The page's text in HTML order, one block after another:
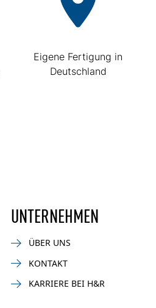
Eigene Fertigung in
Deutschland
UNTERNEHMEN
ÜBER UNS
KONTAKT
KARRIERE BEI H&R